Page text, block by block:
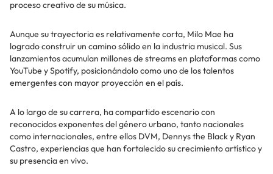
proceso creativo de su música.
Aunque su trayectoria es relativamente corta, Milo Mae ha
logrado construir un camino sólido en la industria musical. Sus
lanzamientos acumulan millones de streams en plataformas como
YouTube y Spotify, posicionándolo como uno de los talentos
emergentes con mayor proyección en el país.
A lo largo de su carrera, ha compartido escenario con
reconocidos exponentes del género urbano, tanto nacionales
como internacionales, entre ellos DVM, Dennys the Black y Ryan
Castro, experiencias que han fortalecido su crecimiento artístico y
su presencia en vivo.